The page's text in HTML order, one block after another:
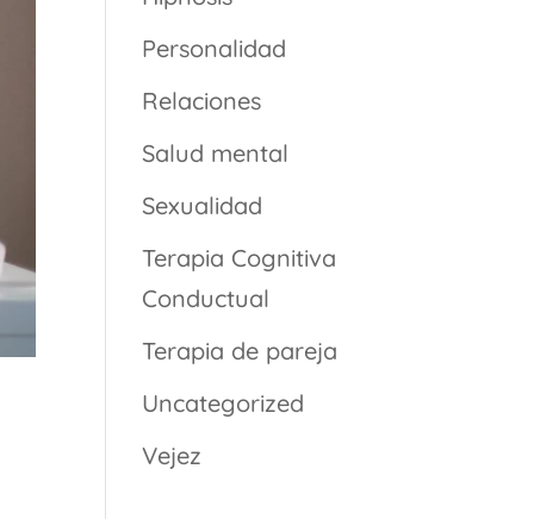
Personalidad
Relaciones
Salud mental
Sexualidad
Terapia Cognitiva
Conductual
Terapia de pareja
Uncategorized
Vejez